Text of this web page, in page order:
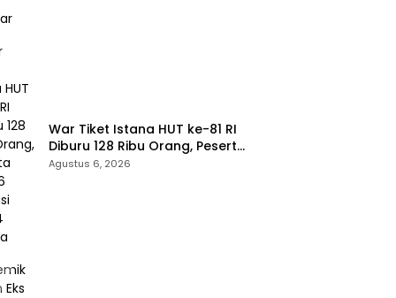
War Tiket Istana HUT ke-81 RI
Diburu 128 Ribu Orang, Peserta
dari 36 Provinsi dan 14 Negara
Agustus 6, 2026